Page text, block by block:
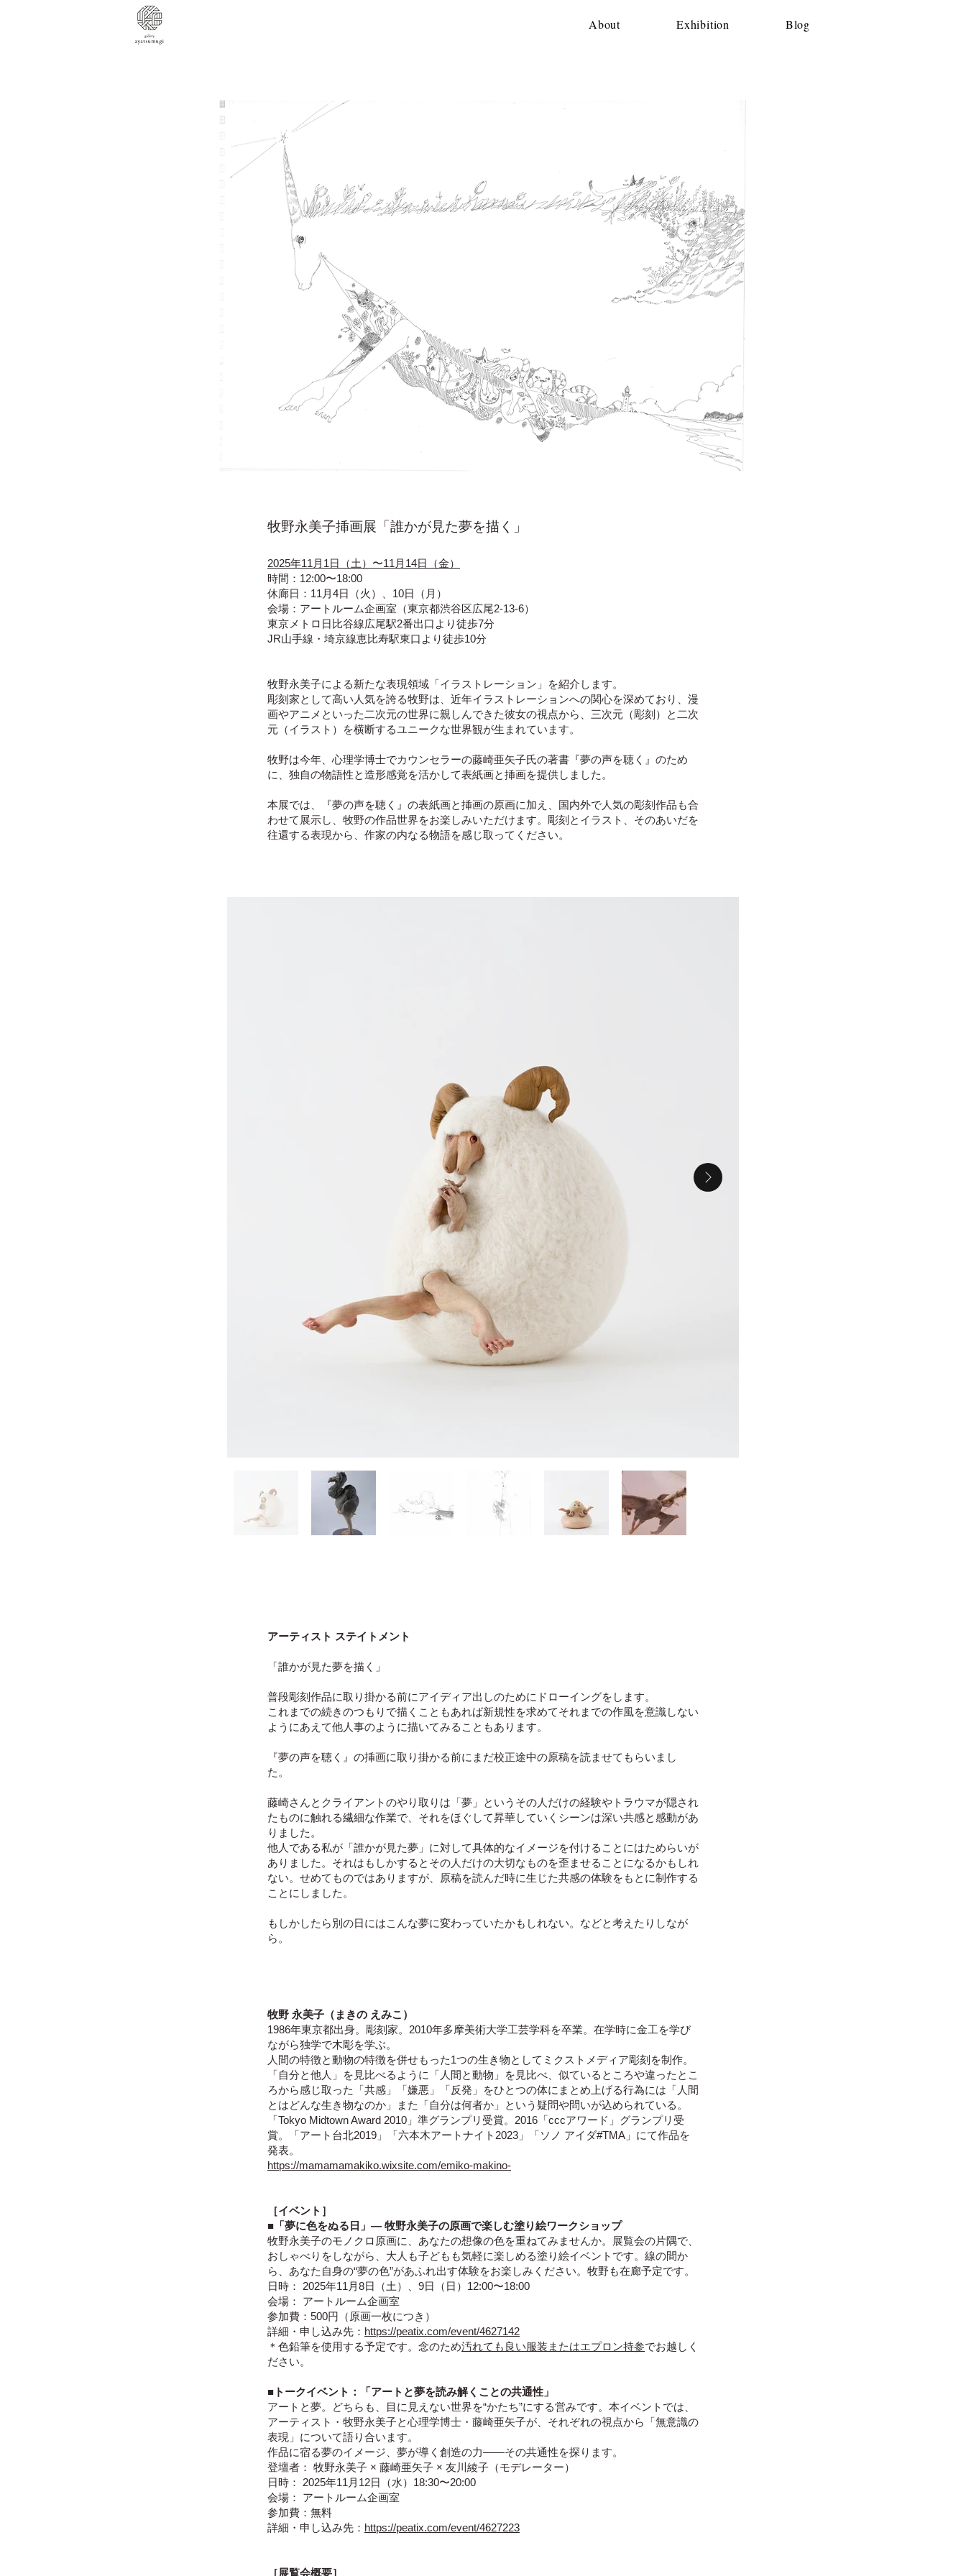
About Exhibition Blog
牧野永美子挿画展 「誰かが見た夢を描く」
2025年11月1日（土）〜11月14日（金）
時間：12:00〜18:00
休廊日：11月4日（火）、10日（月）
会場：アートルーム企画室（東京都渋谷区広尾2-13-6）
​東京メトロ日比谷線広尾駅2番出口より徒歩7分
JR山手線・埼京線恵比寿駅東口より徒歩10分
牧野永美子による新たな表現領域「イラストレーション」を紹介します。
彫刻家として高い人気を誇る牧野は、近年イラストレーションへの関心を深めており、漫
画やアニメといった二次元の世界に親しんできた彼女の視点から、三次元（彫刻）と二次
元（イラスト）を横断するユニークな世界観が生まれています。
牧野は今年、心理学博士でカウンセラーの藤崎亜矢子氏の著書『夢の声を聴く』のため
に、独自の物語性と造形感覚を活かして表紙画と挿画を提供しました。
本展では、『夢の声を聴く』の表紙画と挿画の原画に加え、国内外で人気の彫刻作品も合
わせて展示し、牧野の作品世界をお楽しみいただけます。彫刻とイラスト、そのあいだを
往還する表現から、作家の内なる物語を感じ取ってください。
アーティスト ステイトメント
「誰かが見た夢を描く」
普段彫刻作品に取り掛かる前にアイディア出しのためにドローイングをします。
これまでの続きのつもりで描くこともあれば新規性を求めてそれまでの作風を意識しない
ようにあえて他人事のように描いてみることもあります。
『夢の声を聴く』の挿画に取り掛かる前にまだ校正途中の原稿を読ませてもらいまし
た。
藤崎さんとクライアントのやり取りは「夢」というその人だけの経験やトラウマが隠され
たものに触れる繊細な作業で、それをほぐして昇華していくシーンは深い共感と感動があ
りました。
他人である私が「誰かが見た夢」に対して具体的なイメージを付けることにはためらいが
ありました。それはもしかするとその人だけの大切なものを歪ませることになるかもしれ
ない。せめてものではありますが、原稿を読んだ時に生じた共感の体験をもとに制作する
ことにしました。
もしかしたら別の日にはこんな夢に変わっていたかもしれない。などと考えたりしなが
ら。
牧野 永美子（まきの えみこ）
1986年東京都出身。彫刻家。 2010年多摩美術大学工芸学科を卒業。在学時に金工を学び
ながら独学で木彫を学ぶ。
人間の特徴と動物の特徴を併せもった1つの生き物としてミクストメディア彫刻を制作。
「自分と他人」を見比べるように「人間と動物」を見比べ、似ているところや違ったとこ
ろから感じ取った「共感」「嫌悪」「反発」をひとつの体にまとめ上げる行為には「人間
とはどんな生き物なのか」また「自分は何者か」という疑問や問いが込められている。
「Tokyo Midtown Award 2010」準グランプリ受賞。2016「cccアワード」グランプリ受
賞。「アート台北2019」「六本木アートナイト2023」「ソノ アイダ#TMA」にて作品を
発表。
https://mamamamakiko.wixsite.com/emiko-makino-
［イベント］
■「夢に色をぬる日」― 牧野永美子の原画で楽しむ塗り絵ワークショップ
牧野永美子のモノクロ原画に、あなたの想像の色を重ねてみませんか。展覧会の片隅で、
おしゃべりをしながら、大人も子どもも気軽に楽しめる塗り絵イベントです。線の間か
ら、あなた自身の“夢の色”があふれ出す体験をお楽しみください。牧野も在廊予定です。
日時： 2025年11月8日（土）、9日（日）12:00〜18:00
会場： アートルーム企画室
参加費：500円（原画一枚につき）
​詳細・申し込み先： https://peatix.com/event/4627142
＊色鉛筆を使用する予定です。念のため汚れても良い服装またはエプロン持参でお越しく
ださい。
■ トークイベント：「アートと夢を読み解くことの共通性」
アートと夢。どちらも、目に見えない世界を“かたち”にする営みです。本イベントでは、
アーティスト・牧野永美子と心理学博士・藤崎亜矢子が、それぞれの視点から「無意識の
表現」について語り合います。
作品に宿る夢のイメージ、夢が導く創造の力――その共通性を探ります。
登壇者： 牧野永美子 × 藤崎亜矢子 × 友川綾子（モデレーター）
日時： 2025年11月12日（水）18:30〜20:00
会場： アートルーム企画室
​参加費：無料
​詳細・申し込み先： https://peatix.com/event/4627223
［展覧会概要］